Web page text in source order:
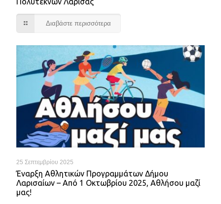
Διαβάστε περισσότερα
25 Σεπτεμβρίου 2025
Έναρξη Αθλητικών Προγραμμάτων Δήμου
Λαρισαίων – Από 1 Οκτωβρίου 2025, Αθλήσου μαζί
μας!